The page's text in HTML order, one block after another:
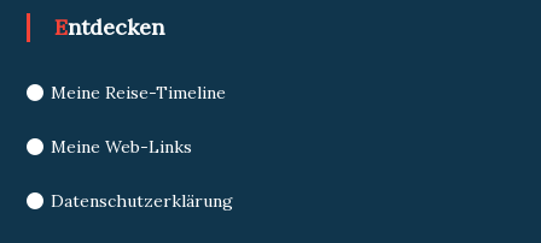
Entdecken
Meine Reise-Timeline
Meine Web-Links
Datenschutzerklärung